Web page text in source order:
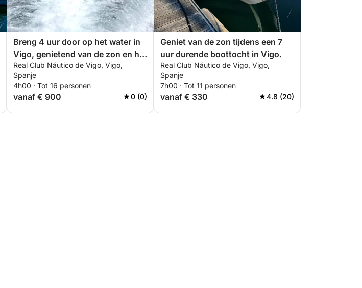
Breng 4 uur door op het water in
Vigo, genietend van de zon en het
heldere water.
Real Club Náutico de Vigo, Vigo,
Spanje
4h00 · Tot 16 personen
vanaf € 900 0 (0)
Geniet van de zon tijdens een 7
uur durende boottocht in Vigo.
Real Club Náutico de Vigo, Vigo,
Spanje
7h00 · Tot 11 personen
vanaf € 330 4.8 (20)